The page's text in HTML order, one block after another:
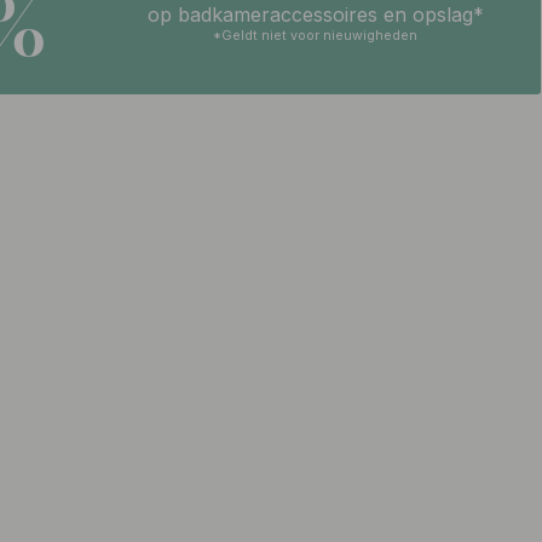
op badkameraccessoires en opslag*
*Geldt niet voor nieuwigheden